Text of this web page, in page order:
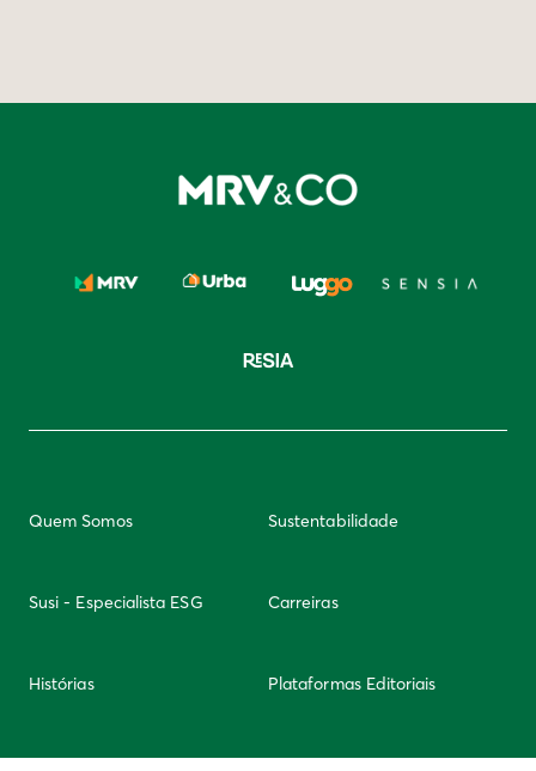
Quem Somos Sustentabilidade
Susi - Especialista ESG Carreiras
Histórias Plataformas Editoriais
Newsletter Integridade